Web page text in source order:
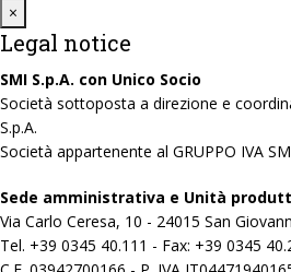
×
Legal notice
SMI S.p.A. con Unico Socio
Società sottoposta a direzione e
S.p.A.
Società appartenente al GRUPPO IVA
Sede amministrativa e Unità
Via Carlo Ceresa, 10 - 24015 San
Tel. +39 0345 40.111 - Fax: +39 0345